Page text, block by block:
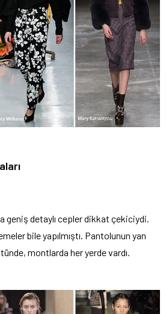
geniş detaylı cepler dikkat çekiciydi.
bile yapılmıştı. Pantolunun yan
montlarda her yerde vardı.